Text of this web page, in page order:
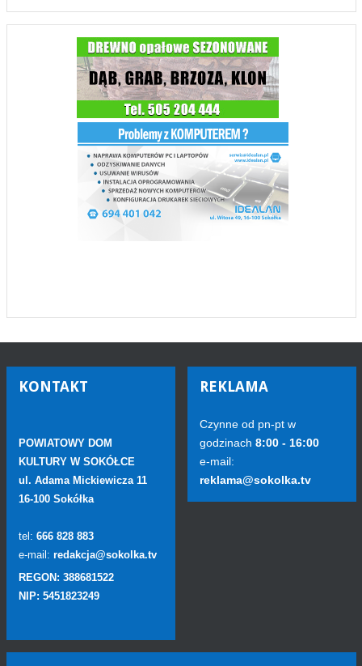
KONTAKT
POWIATOWY DOM
KULTURY W SOKÓŁCE
ul. Adama Mickiewicza 11
16-100 Sokółka
tel: 666 828 883
e-mail: redakcja@sokolka.tv
REGON: 388681522
NIP: 5451823249
REKLAMA
Czynne od pn-pt w
godzinach 8:00 - 16:00
e-mail:
reklama@sokolka.tv